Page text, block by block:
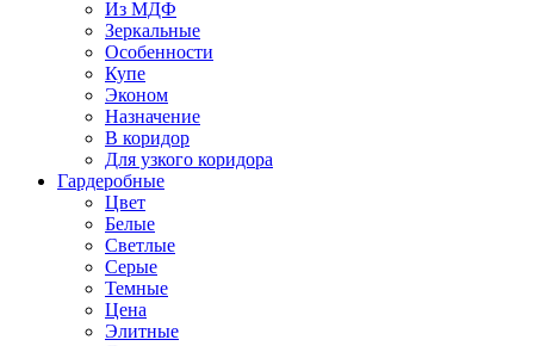
Из МДФ
Зеркальные
Особенности
Купе
Эконом
Назначение
В коридор
Для узкого коридора
Гардеробные
Цвет
Белые
Светлые
Серые
Темные
Цена
Элитные